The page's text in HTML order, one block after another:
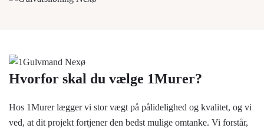
Hvorfor skal du vælge 1Murer?
Hos 1Murer lægger vi stor vægt på pålidelighed og kvalitet, og vi
ved, at dit projekt fortjener den bedst mulige omtanke. Vi forstår,